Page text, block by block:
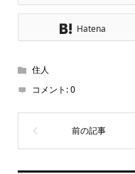
Hatena
住人
コメント:0